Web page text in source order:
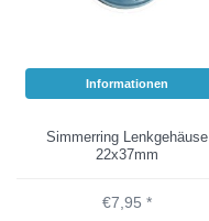
Informationen
Simmerring Lenkgehäuse
22x37mm
€7,95 *